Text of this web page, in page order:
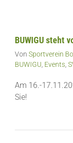
BUWIGU steht
Von Sportverein
BUWIGU, Events,
Am 16.-
Sie!